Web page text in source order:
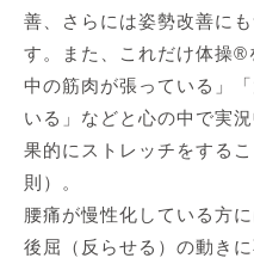
善、さらには姿勢改善に
す。また、これだけ体操®
中の筋肉が張っている」
いる」などと心の中で実
果的にストレッチをする
則）。
腰痛が慢性化している方
後屈（反らせる）の動き